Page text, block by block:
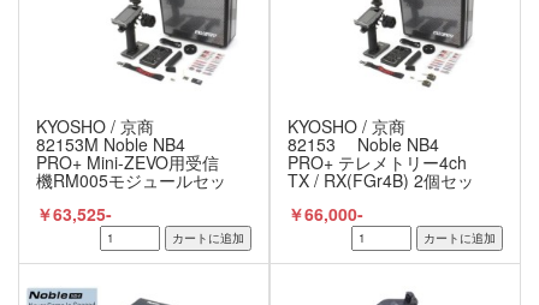
KYOSHO / 京商
82153M Noble NB4
PRO+ Mini-ZEVO用受信
機RM005モジュールセッ
￥63,525-
KYOSHO / 京商
82153 Noble NB4
PRO+ テレメトリー4ch
TX / RX(FGr4B) 2個セッ
￥66,000-